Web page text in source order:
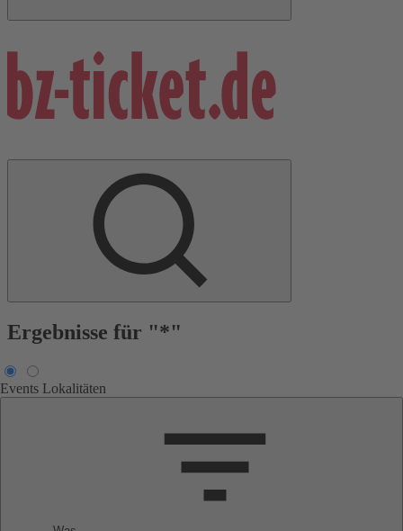
Ergebnisse für "*"
Events Lokalitäten